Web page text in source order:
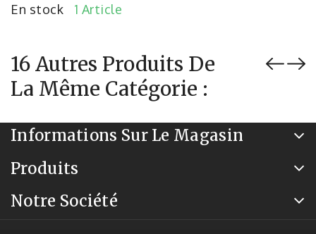
En stock
1 Article
16 Autres Produits De
La Même Catégorie :
Informations Sur Le Magasin
Produits
Notre Société